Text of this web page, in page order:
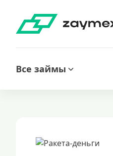
Все займы